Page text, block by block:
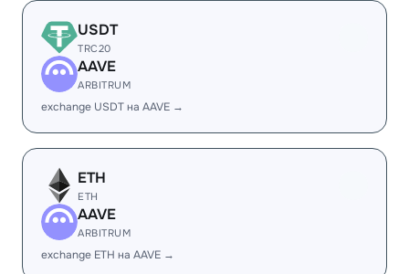
USDT
TRC20
AAVE
ARBITRUM
exchange USDT на AAVE →
ETH
ETH
AAVE
ARBITRUM
exchange ETH на AAVE →